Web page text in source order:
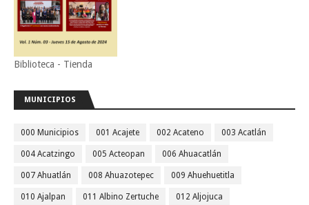
Biblioteca - Tienda
MUNICIPIOS
000 Municipios 001 Acajete 002 Acateno 003 Acatlán
004 Acatzingo 005 Acteopan 006 Ahuacatlán
007 Ahuatlán 008 Ahuazotepec 009 Ahuehuetitla
010 Ajalpan 011 Albino Zertuche 012 Aljojuca